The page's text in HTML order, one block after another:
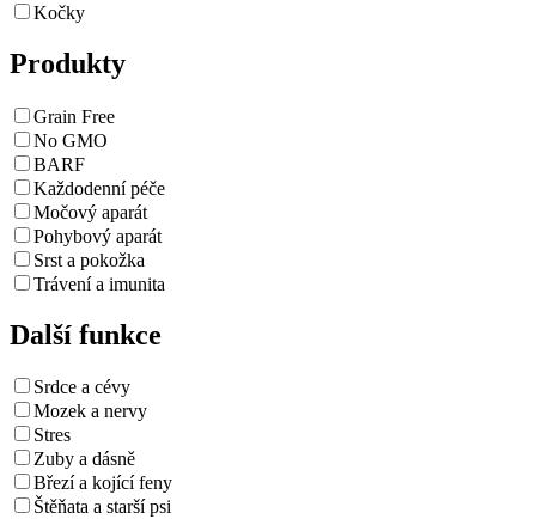
Kočky
Produkty
Grain Free
No GMO
BARF
Každodenní péče
Močový aparát
Pohybový aparát
Srst a pokožka
Trávení a imunita
Další funkce
Srdce a cévy
Mozek a nervy
Stres
Zuby a dásně
Březí a kojící feny
Štěňata a starší psi